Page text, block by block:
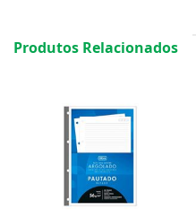
Produtos Relacionados